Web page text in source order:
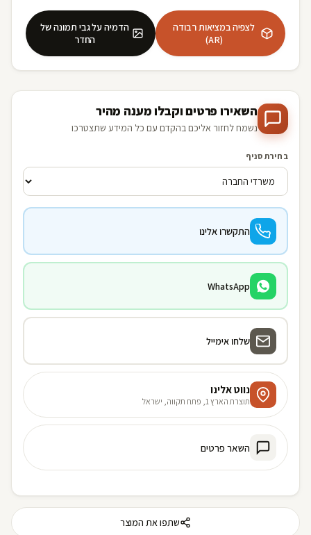
לצפיה במציאות רבודה
(AR)
הדמיה על גבי תמונה של
החדר
השאירו פרטים וקבלו מענה מהיר
נשמח לחזור אליכם בהקדם עם כל המידע שתצטרכו
בחירת סניף
התקשרו אלינו
WhatsApp
שלחו אימייל
נווט אלינו
תוצרת הארץ 1, פתח תקווה, ישראל
השאר פרטים
שתפו את המוצר